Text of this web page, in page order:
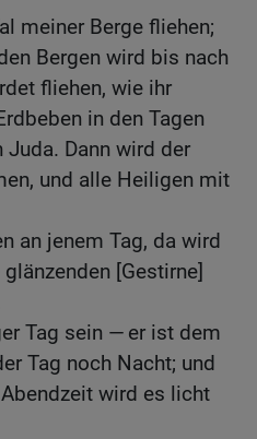
meiner Berge fliehen;
Bergen wird bis nach
fliehen, wie ihr
in den Tagen
Dann wird der
und alle Heiligen mit
an jenem Tag, da wird
[Gestirne]
Tag sein — er ist dem
Tag noch Nacht; und
wird es licht